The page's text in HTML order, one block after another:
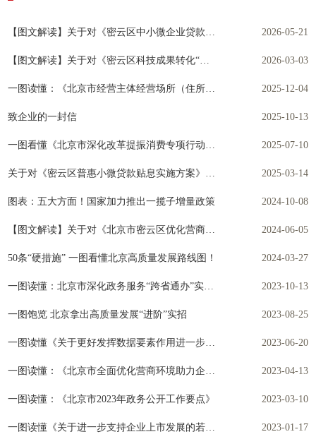
2026-05-21
2026-03-03
2025-12-04
致企业的一封信 2025-10-13
2025-07-10
2025-03-14
图表：五大方面！国家加力推出一揽子增量政策 2024-10-08
2024-06-05
50条“硬措施” 一图看懂北京高质量发展路线图！ 2024-03-27
2023-10-13
一图饱览 北京拿出高质量发展“进阶”实招 2023-08-25
2023-06-20
2023-04-13
一图读懂：《北京市2023年政务公开工作要点》 2023-03-10
2023-01-17